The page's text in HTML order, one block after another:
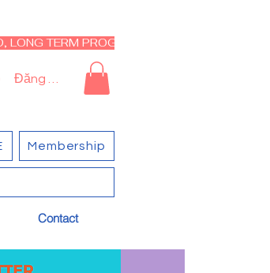
LONG TERM PROGRAM - CLOSED RE-OPEN
Đăng nhập
Membership
Contact